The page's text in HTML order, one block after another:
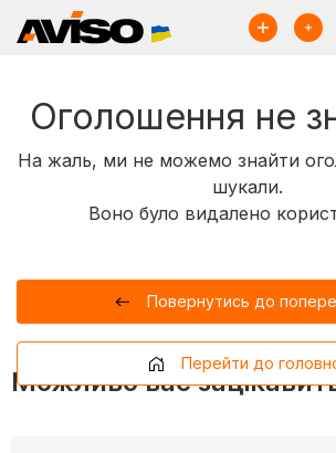
Оголошення не
На жаль, ми не можемо знайти
шукали.
Воно було видалено
Повернутись до
Перейти до
Можливо вас